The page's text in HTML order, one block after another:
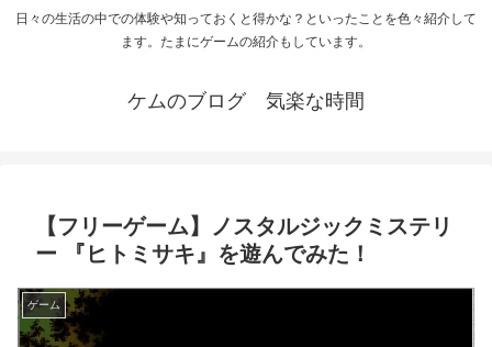
日々の生活の中での体験や知っておくと得かな？といったことを色々紹介して
ます。たまにゲームの紹介もしています。
ケムのブログ 気楽な時間
【フリーゲーム】ノスタルジックミステリ
ー 『ヒトミサキ』を遊んでみた！
ゲーム